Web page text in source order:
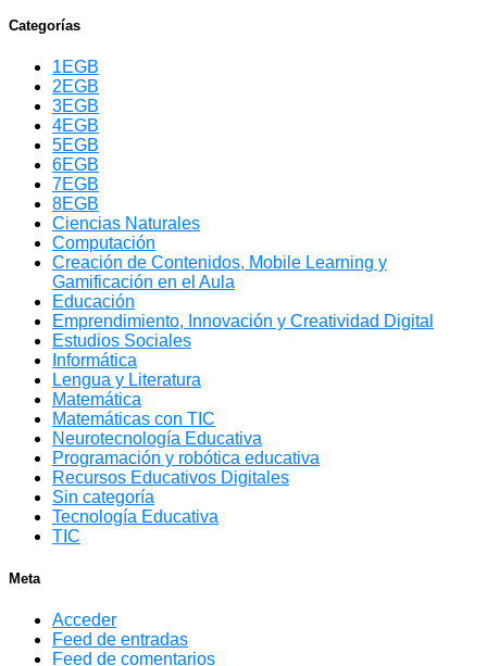
Categorías
1EGB
2EGB
3EGB
4EGB
5EGB
6EGB
7EGB
8EGB
Ciencias Naturales
Computación
Creación de Contenidos, Mobile Learning y
Gamificación en el Aula
Educación
Emprendimiento, Innovación y Creatividad Digital
Estudios Sociales
Informática
Lengua y Literatura
Matemática
Matemáticas con TIC
Neurotecnología Educativa
Programación y robótica educativa
Recursos Educativos Digitales
Sin categoría
Tecnología Educativa
TIC
Meta
Acceder
Feed de entradas
Feed de comentarios